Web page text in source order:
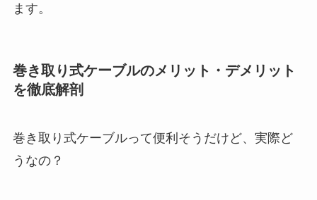
ます。
巻き取り式ケーブルのメリット・デメリット
を徹底解剖
巻き取り式ケーブルって便利そうだけど、実際ど
うなの？